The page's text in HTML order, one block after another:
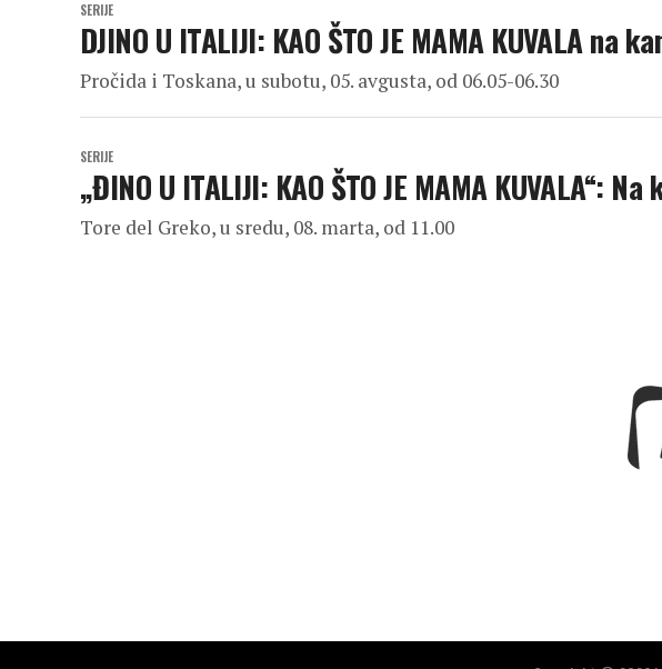
SERIJE
DJINO U ITALIJI: KAO ŠTO JE MAMA KUVALA na
Pročida i Toskana, u subotu, 05. avgusta, od 06.05-06.30
SERIJE
„ĐINO U ITALIJI: KAO ŠTO JE MAMA KUVALA“:
Tore del Greko, u sredu, 08. marta, od 11.00